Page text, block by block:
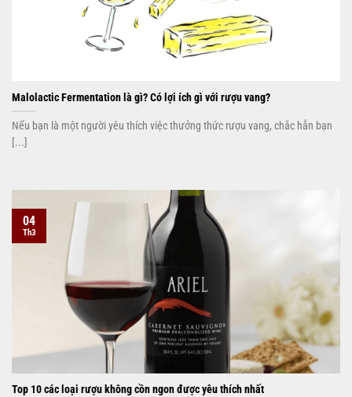
Malolactic Fermentation là gì? Có lợi ích gì với rượu vang?
Nếu bạn là một người yêu thích việc thưởng thức rượu vang, chắc hẳn bạn
[...]
Top 10 các loại rượu không cồn ngon được yêu thích nhất
04
Th3